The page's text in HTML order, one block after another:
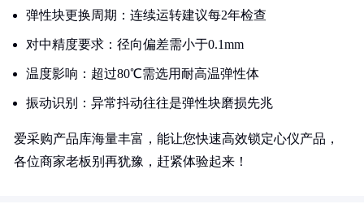
弹性块更换周期：连续运转建议每2年检查
对中精度要求：径向偏差需小于0.1mm
温度影响：超过80℃需选用耐高温弹性体
振动识别：异常抖动往往是弹性块磨损先兆
爱采购产品库海量丰富，能让您快速高效锁定心仪产品，
各位商家老板别再犹豫，赶紧体验起来！